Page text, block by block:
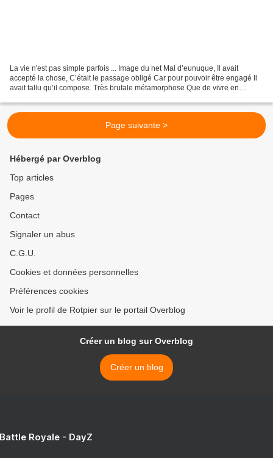
La vie n'est pas simple parfois ... Image du net Mal d’eunuque, Il avait
accepté la chose, C’était le passage obligé Car pour pouvoir être engagé Il
avait fallu qu’il compose. Très brutale métamorphose Que de vivre en
Page suivante >
Hébergé par Overblog
Top articles
Pages
Contact
Signaler un abus
C.G.U.
Cookies et données personnelles
Préférences cookies
Voir le profil de Rotpier sur le portail Overblog
Créer un blog sur Overblog
Créer un blog
Royale - DayZ